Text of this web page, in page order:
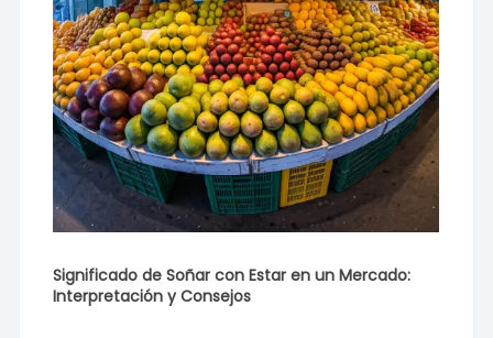
Significado de Soñar con Estar en un Mercado:
Interpretación y Consejos